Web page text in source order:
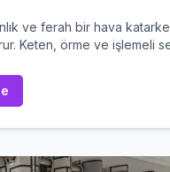
ve ferah bir hava
Keten, örme ve işlemeli